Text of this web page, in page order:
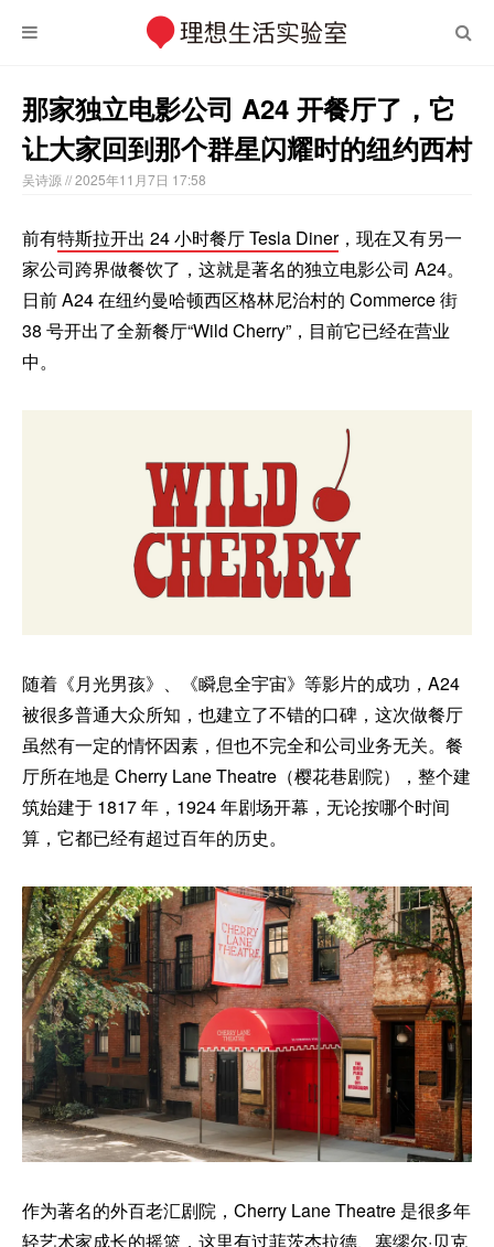
那家独立电影公司 A24 开餐厅了，它
让大家回到那个群星闪耀时的纽约西村
吴诗源 // 2025年11月7日 17:58
前有特斯拉开出 24 小时餐厅 Tesla Diner，现在又有另一
家公司跨界做餐饮了，这就是著名的独立电影公司 A24。
日前 A24 在纽约曼哈顿西区格林尼治村的 Commerce 街
38 号开出了全新餐厅“Wild Cherry”，目前它已经在营业
中。
随着《月光男孩》、《瞬息全宇宙》等影片的成功，A24
被很多普通大众所知，也建立了不错的口碑，这次做餐厅
虽然有一定的情怀因素，但也不完全和公司业务无关。餐
厅所在地是 Cherry Lane Theatre（樱花巷剧院），整个建
筑始建于 1817 年，1924 年剧场开幕，无论按哪个时间
算，它都已经有超过百年的历史。
作为著名的外百老汇剧院，Cherry Lane Theatre 是很多年
轻艺术家成长的摇篮，这里有过菲茨杰拉德、塞缪尔·贝克